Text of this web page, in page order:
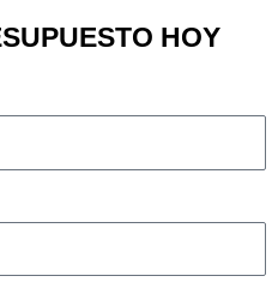
HOY